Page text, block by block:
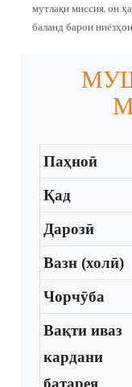
мутлақи миссия, он
баланд барои
Паҳноӣ
Қад
Дарозӣ
Вазн (холӣ)
Чорчӯба
Вақти иваз
кардани
батарея